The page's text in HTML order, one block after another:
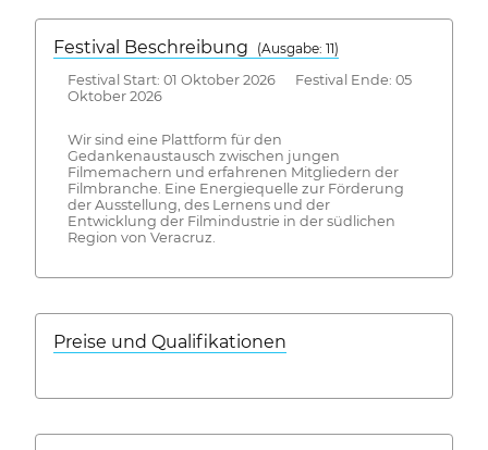
Festival Beschreibung
(Ausgabe: 11)
Festival Start: 01 Oktober 2026 Festival Ende: 05
Oktober 2026
Wir sind eine Plattform für den
Gedankenaustausch zwischen jungen
Filmemachern und erfahrenen Mitgliedern der
Filmbranche. Eine Energiequelle zur Förderung
der Ausstellung, des Lernens und der
Entwicklung der Filmindustrie in der südlichen
Region von Veracruz.
Preise und Qualifikationen